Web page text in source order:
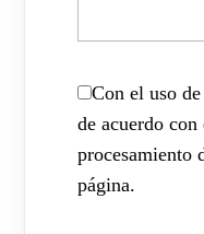
Con el uso
de acuerdo
procesamiento
página.